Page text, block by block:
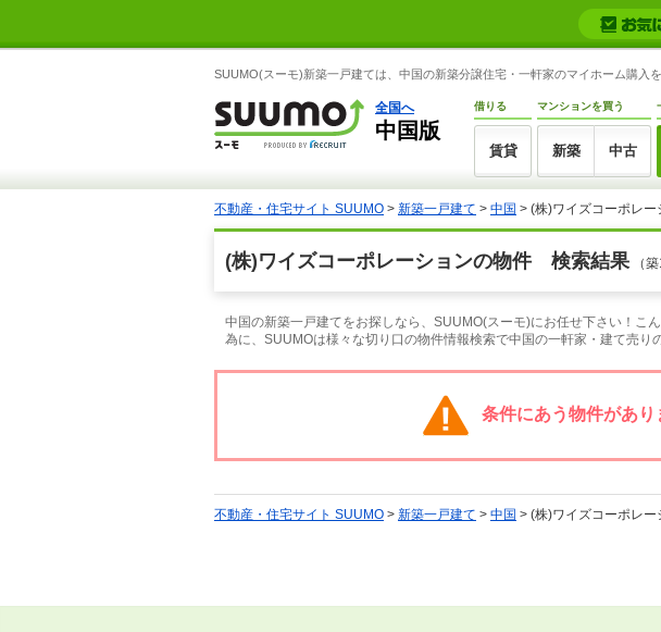
SUUMO(スーモ)新築一戸建ては、中国の新築分譲住宅・一軒家のマイホーム購入
全国へ
中国版
借りる
賃貸
マンションを買う
新築 中古
不動産・住宅サイト SUUMO > 新築一戸建て > 中国 > (株)ワイズコーポレ
(株)ワイズコーポレーションの物件 検索結果 （
中国の新築一戸建てをお探しなら、SUUMO(スーモ)にお任せ下さい！こ
為に、SUUMOは様々な切り口の物件情報検索で中国の一軒家・建て売り
条件にあう物件があり
不動産・住宅サイト SUUMO > 新築一戸建て > 中国 > (株)ワイズコーポレ